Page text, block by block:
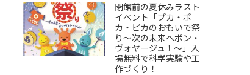
閉館前の夏休みラスト
イベント「プカ・ポ
カ・ピカのおもいで祭
り～次の未来へボン・
ヴォヤージュ！～」入
場無料で科学実験や工
作づくり！